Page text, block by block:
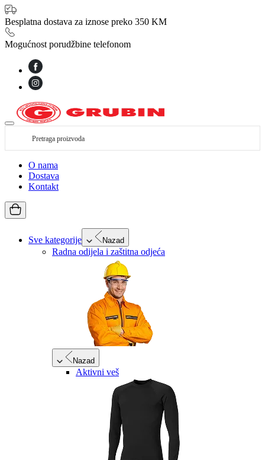
Besplatna dostava za iznose preko 350 KM
Mogućnost porudžbine telefonom
O nama
Dostava
Kontakt
Sve kategorije Nazad
Radna odijela i zaštitna odjeća
Nazad
Aktivni veš